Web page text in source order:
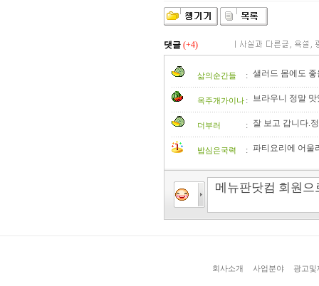
댓글 (+4)
삶의순간들 : 샐러드 몸에도 좋
옥주개가이나 : 브라우니 정말
더부러 : 잘 보고 갑니다.
밥심은국력 : 파티요리에 어울
회사소개 사업분야 광고및